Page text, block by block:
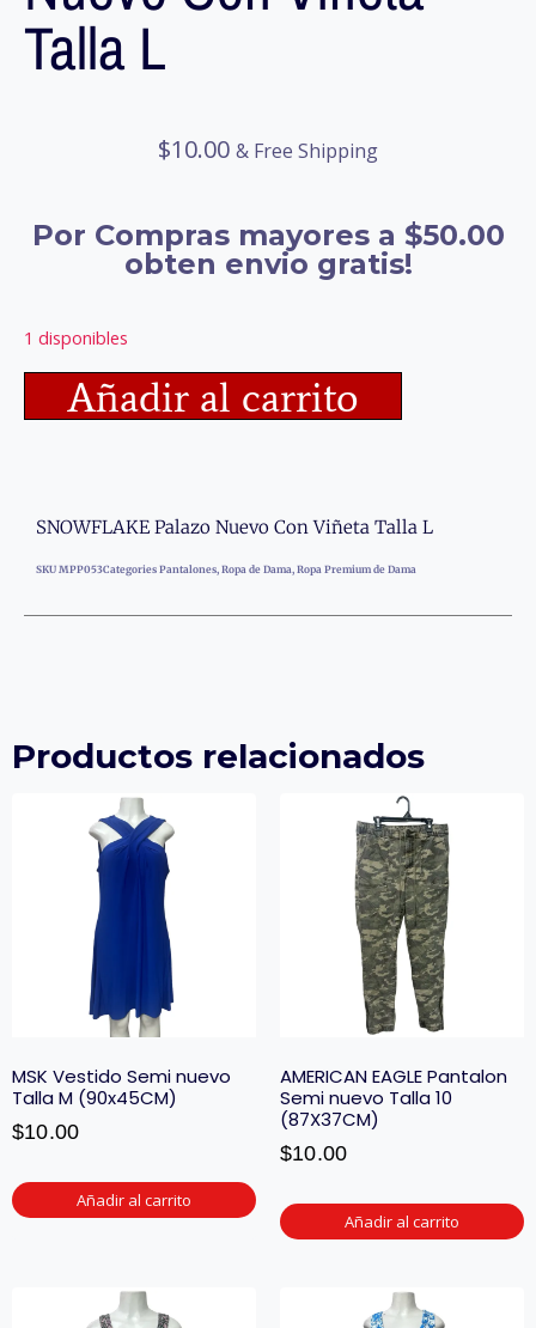
Talla L
$10.00 & Free Shipping
Por Compras mayores a $50.00
obten envio gratis!
1 disponibles
Añadir al carrito
SNOWFLAKE Palazo Nuevo Con Viñeta Talla L
SKU MPP053Categories Pantalones, Ropa de Dama, Ropa Premium de Dama
Productos relacionados
MSK Vestido Semi nuevo
Talla M (90x45CM)
$10.00
Añadir al carrito
AMERICAN EAGLE Pantalon
Semi nuevo Talla 10
(87X37CM)
$10.00
Añadir al carrito